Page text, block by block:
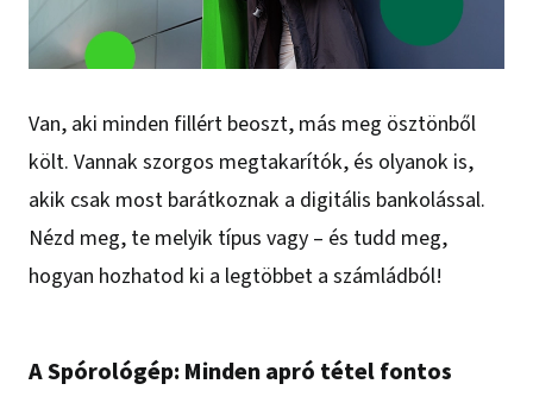
Van, aki minden fillért beoszt, más meg ösztönből
költ. Vannak szorgos megtakarítók, és olyanok is,
akik csak most barátkoznak a digitális bankolással.
Nézd meg, te melyik típus vagy – és tudd meg,
hogyan hozhatod ki a legtöbbet a számládból!
A Spórológép: Minden apró tétel fontos